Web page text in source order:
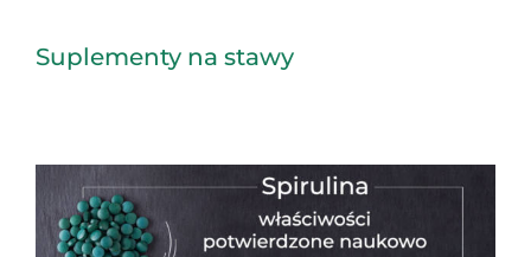
Suplementy na stawy